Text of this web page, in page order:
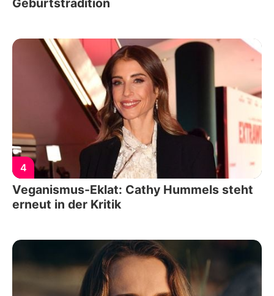
4
Veganismus-Eklat: Cathy Hummels steht
erneut in der Kritik